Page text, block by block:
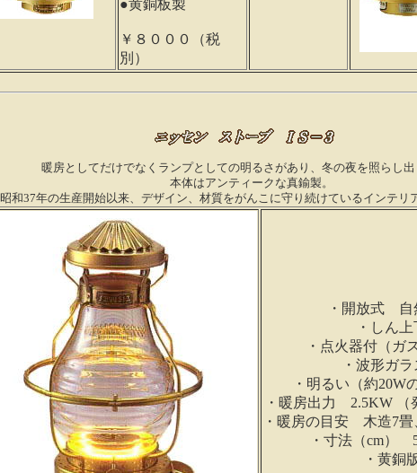
●黄銅板製
￥８０００（税
別）
暖房としてだけでなくランプとしての明るさがあり、冬の夜を照らし出
本体はアンティークな真鍮製。
昭和37年の生産開始以来、デザイン、材質をがんこに守り続けているインテリ
・開放式 自
・しん
・点火器付（ガ
・波形ガ
・明るい（約20W
・暖房出力 2.5KW （
・暖房の目安 木造7畳
・寸法（cm）
・黄銅